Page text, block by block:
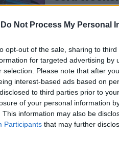
Do Not Process My Personal
opt-out of the sale, sharing to
for targeted advertising by
selection. Please note that after
interest-based ads based on
to third parties prior to
of your personal information
This information may also be
Participants that may further
che hanno alimentato
mediatica. Lulù, infatti,
per ribaltare la
versione si discosta